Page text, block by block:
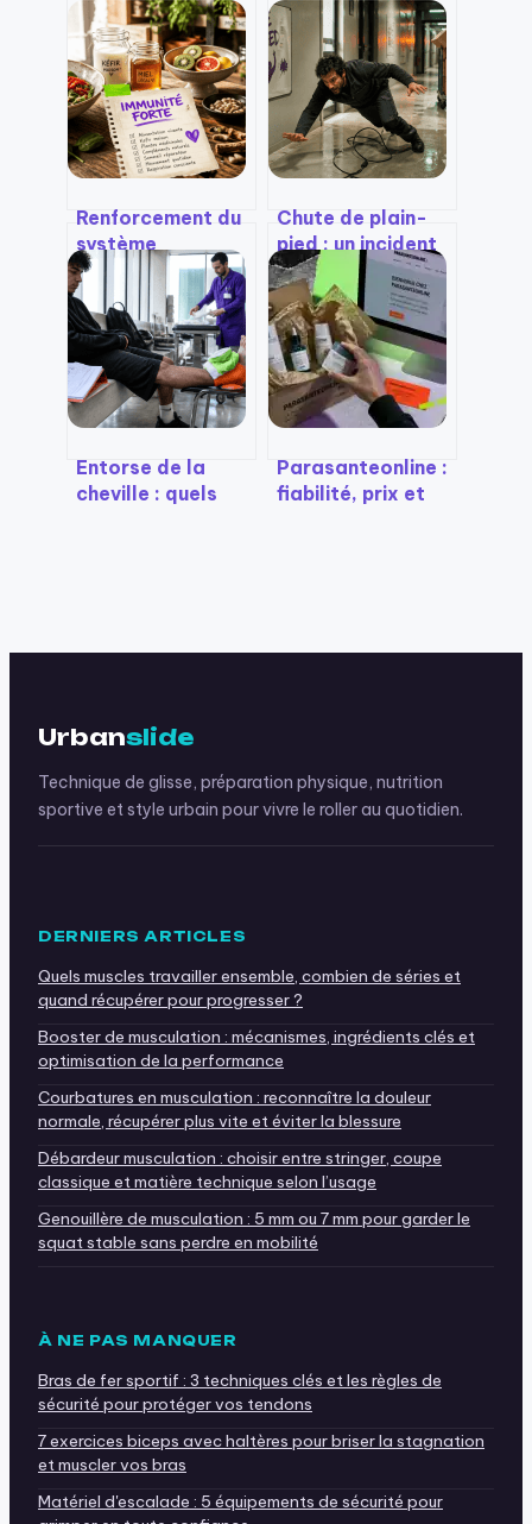
Renforcement du
système
immunitaire : 70 %
de vos défenses
résident dans vos
intestins
Chute de plain-
pied : un incident
perçu comme
mineur, pourtant
responsable de 7
000 incapacités
permanentes par
an
Entorse de la
cheville : quels
Parasanteonline :
fiabilité, prix et
Urbanslide
Technique de glisse, préparation physique, nutrition
sportive et style urbain pour vivre le roller au quotidien.
DERNIERS ARTICLES
Quels muscles travailler ensemble, combien de séries et
quand récupérer pour progresser ?
Booster de musculation : mécanismes, ingrédients clés et
optimisation de la performance
Courbatures en musculation : reconnaître la douleur
normale, récupérer plus vite et éviter la blessure
Débardeur musculation : choisir entre stringer, coupe
classique et matière technique selon l’usage
Genouillère de musculation : 5 mm ou 7 mm pour garder le
squat stable sans perdre en mobilité
À NE PAS MANQUER
Bras de fer sportif : 3 techniques clés et les règles de
sécurité pour protéger vos tendons
7 exercices biceps avec haltères pour briser la stagnation
et muscler vos bras
Matériel d'escalade : 5 équipements de sécurité pour